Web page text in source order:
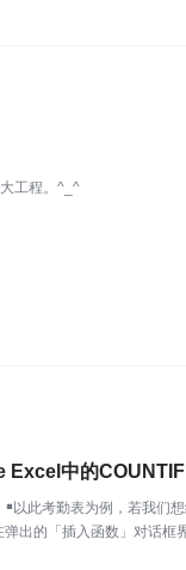
工程。^_^
Excel中的
以此考勤表为例，若我们
出的「插入函数」对话框